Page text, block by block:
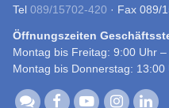
Tel 089/15702-420 · Fax 089/
Öffnungszeiten
Montag bis Freitag: 9:00 Uhr
Montag bis Donnerstag: